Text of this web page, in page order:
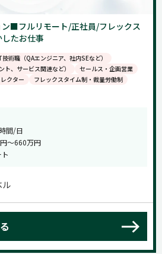
■フルリモート/正社員/フレックス
たお仕事
術職（QAエンジニア、社内SEなど）
、サービス関連など）
セールス・企画営業
クター
フレックスタイム制・裁量労働制
間/日
～660万円
ル